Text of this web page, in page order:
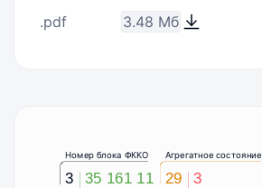
.pdf 3.48 Мб
3
Номер блока ФККО
35 161 11
Агрегатное состояние
29 3